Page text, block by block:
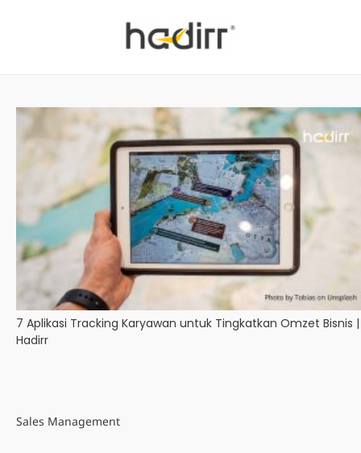
7 Aplikasi Tracking Karyawan untuk Tingkatkan Omzet Bisnis |
Hadirr
Sales Management